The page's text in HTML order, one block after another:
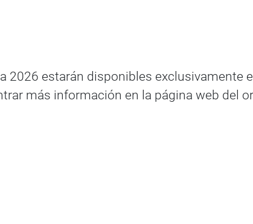
2026 estarán disponibles exclusivamente
más información en la página web del